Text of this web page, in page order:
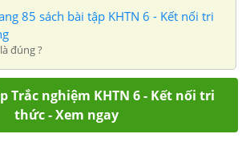
85 sách bài tập KHTN 6 - Kết nối tri
đúng ?
Trắc nghiệm KHTN 6 - Kết nối tri
thức - Xem ngay